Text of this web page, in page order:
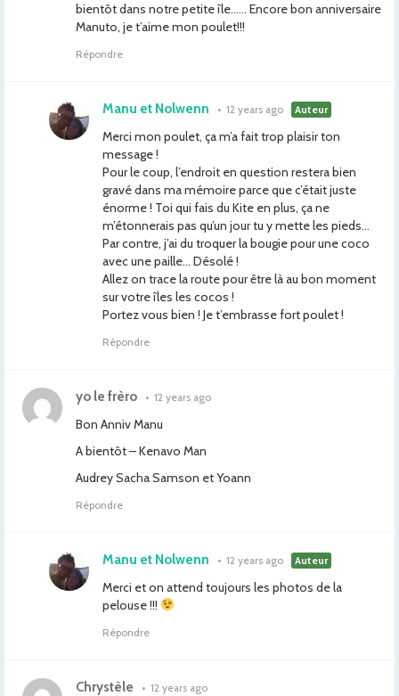
bientôt dans notre petite île…… Encore bon anniversaire
Manuto, je t’aime mon poulet!!!
Répondre
Manu et Nolwenn • 12 years ago Auteur
Merci mon poulet, ça m’a fait trop plaisir ton
message !
Pour le coup, l’endroit en question restera bien
gravé dans ma mémoire parce que c’était juste
énorme ! Toi qui fais du Kite en plus, ça ne
m’étonnerais pas qu’un jour tu y mette les pieds…
Par contre, j’ai du troquer la bougie pour une coco
avec une paille… Désolé !
Allez on trace la route pour être là au bon moment
sur votre îles les cocos !
Portez vous bien ! Je t’embrasse fort poulet !
Répondre
yo le frèro • 12 years ago
Bon Anniv Manu
A bientôt – Kenavo Man
Audrey Sacha Samson et Yoann
Répondre
Manu et Nolwenn • 12 years ago Auteur
Merci et on attend toujours les photos de la
pelouse !!!
Répondre
Chrystèle • 12 years ago